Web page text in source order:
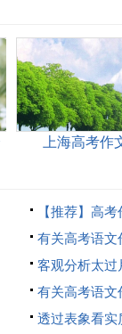
上海高考作
【推荐】高
有关高考语文
客观分析太过
有关高考语文
透过表象看实